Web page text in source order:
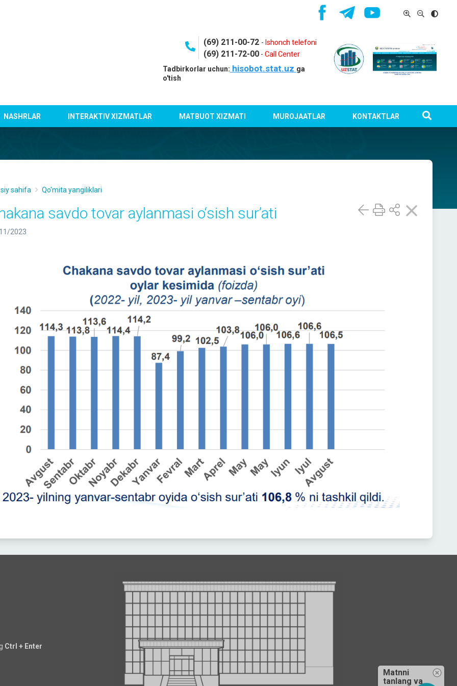
(69) 211-00-72 - Ishonch telefoni
(69) 211-72-00- Call Center
Tadbirkorlar uchun: hisobot.stat.uz ga
o'tish
NASHRLAR INTERAKTIV XIZMATLAR MATBUOT XIZMATI MUROJAATLAR KONTAKTLAR
sahifa Qo'mita yangiliklari
savdo tovar aylanmasi o‘sish sur’ati
2023
Ctrl + Enter
Matnni
tanlang va